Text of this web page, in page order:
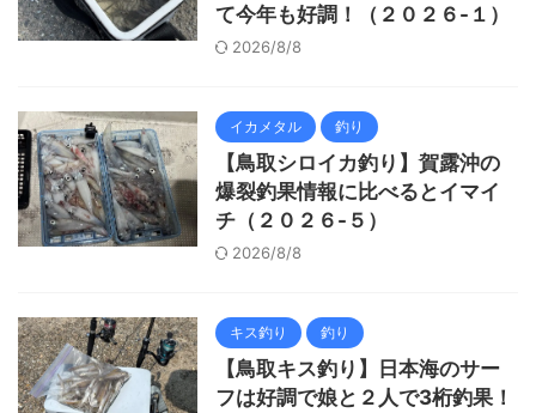
て今年も好調！（２０２６-１）
2026/8/8
イカメタル 釣り
【鳥取シロイカ釣り】賀露沖の
爆裂釣果情報に比べるとイマイ
チ（２０２６-５）
2026/8/8
キス釣り 釣り
【鳥取キス釣り】日本海のサー
フは好調で娘と２人で3桁釣果！